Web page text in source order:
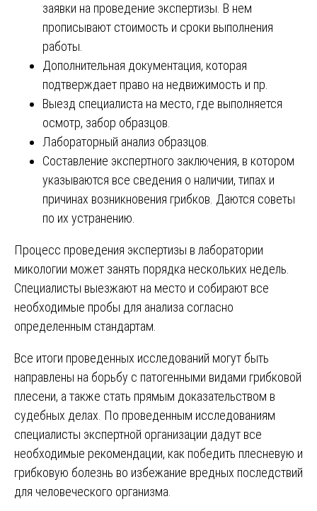
заявки на проведение экспертизы. В нем
прописывают стоимость и сроки выполнения
работы.
Дополнительная документация, которая
подтверждает право на недвижимость и пр.
Выезд специалиста на место, где выполняется
осмотр, забор образцов.
Лабораторный анализ образцов.
Составление экспертного заключения, в котором
указываются все сведения о наличии, типах и
причинах возникновения грибков. Даются советы
по их устранению.
Процесс проведения экспертизы в лаборатории
микологии может занять порядка нескольких недель.
Специалисты выезжают на место и собирают все
необходимые пробы для анализа согласно
определенным стандартам.
Все итоги проведенных исследований могут быть
направлены на борьбу с патогенными видами грибковой
плесени, а также стать прямым доказательством в
судебных делах. По проведенным исследованиям
специалисты экспертной организации дадут все
необходимые рекомендации, как победить плесневую и
грибковую болезнь во избежание вредных последствий
для человеческого организма.